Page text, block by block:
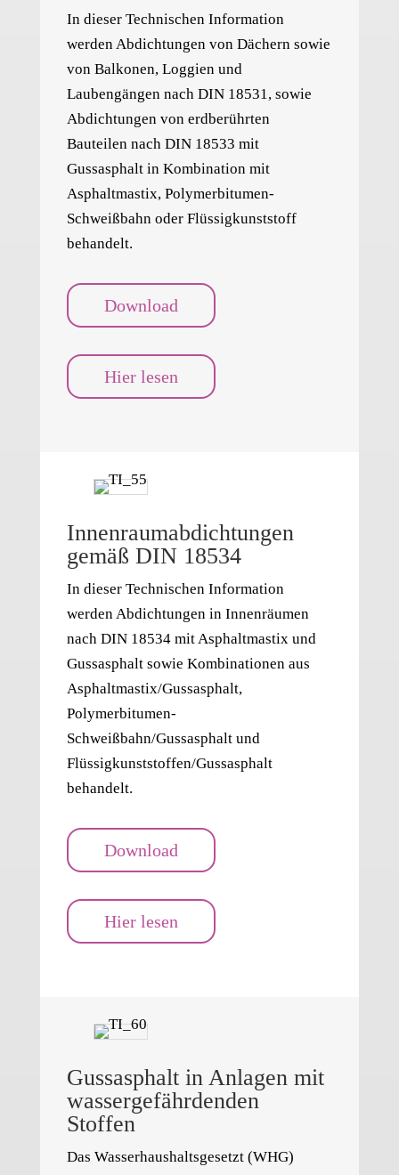
In dieser Technischen Information
werden Abdichtungen von Dächern sowie
von Balkonen, Loggien und
Laubengängen nach DIN 18531, sowie
Abdichtungen von erdberührten
Bauteilen nach DIN 18533 mit
Gussasphalt in Kombination mit
Asphaltmastix, Polymerbitumen-
Schweißbahn oder Flüssigkunststoff
behandelt.
Download
Hier lesen
Innenraumabdichtungen
gemäß DIN 18534
In dieser Technischen Information
werden Abdichtungen in Innenräumen
nach DIN 18534 mit Asphaltmastix und
Gussasphalt sowie Kombinationen aus
Asphaltmastix/Gussasphalt,
Polymerbitumen-
Schweißbahn/Gussasphalt und
Flüssigkunststoffen/Gussasphalt
behandelt.
Download
Hier lesen
Gussasphalt in Anlagen mit
wassergefährdenden
Stoffen
Das Wasserhaushaltsgesetzt (WHG)